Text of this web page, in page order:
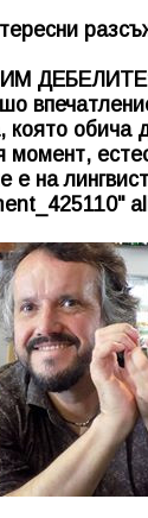
ДЕБЕЛИТЕ?
която обича
момент,
е на